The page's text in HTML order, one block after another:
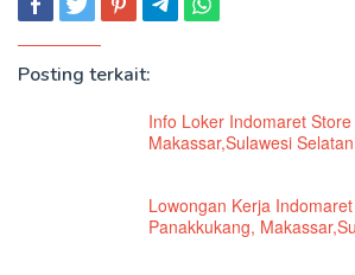
Posting terkait:
Info Loker Indomaret
Makassar,Sulawesi Selatan
Lowongan Kerja
Panakkukang,